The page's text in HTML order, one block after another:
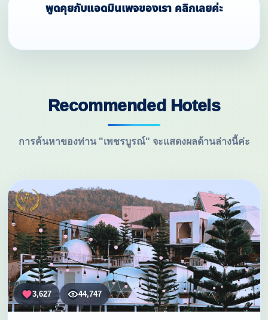
พูดคุยกับแอดมินเพจของเรา คลิกเลยค่ะ
Recommended Hotels
การค้นหาของท่าน "เพชรบูรณ์" จะแสดงผลด้านล่างนี้ค่ะ
3,627 44,747